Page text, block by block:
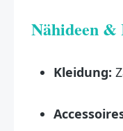
Nähideen
Kleidung: